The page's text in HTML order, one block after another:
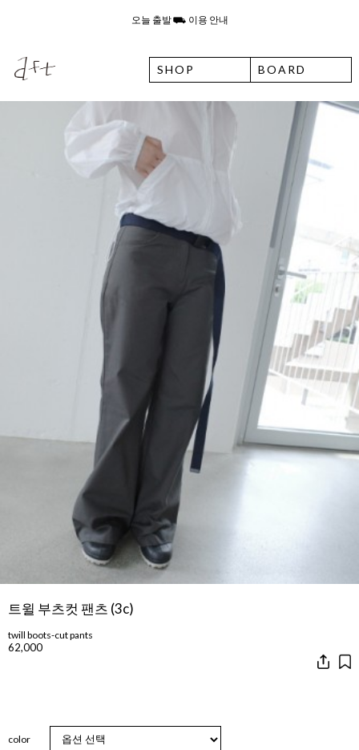
8월 6일 목요일 입고예정일 안내
SHOP BOARD
트윌 부츠컷 팬츠 (3c)
twill boots-cut pants
62,000
color